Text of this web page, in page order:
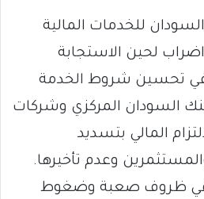
للخدمات المالية
لحين الاستجابة
في تحسين شروط الخدمة
السودان المركزي وشركات
المالي بتسديد
وعدم تأخيرها.
في ظروف صعبة وضغوط